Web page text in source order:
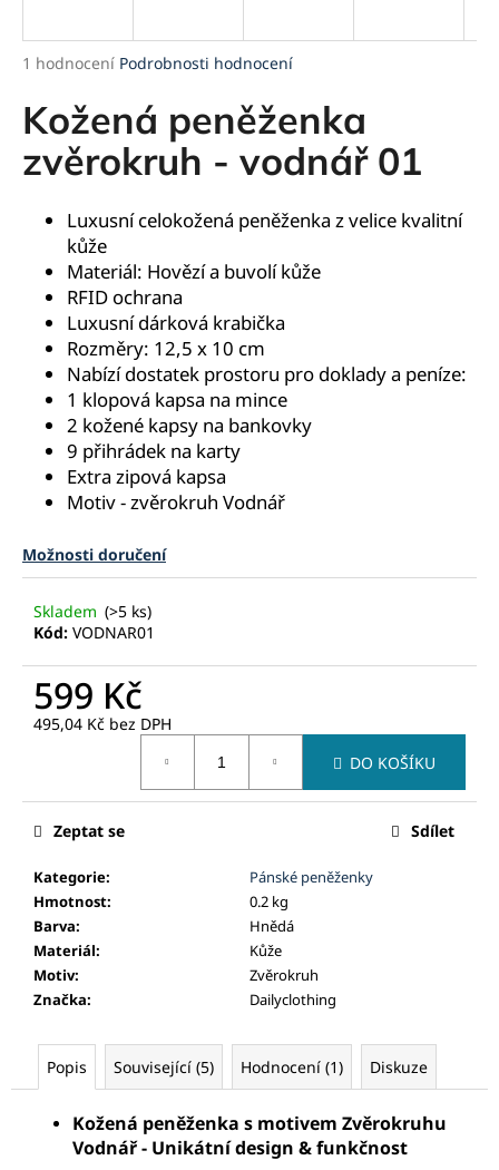
Průměrné
produktu
je
z
hvězdiček.
1 hodnocení Podrobnosti hodnocení
Kožená peněženka
zvěrokruh - vodnář 01
Luxusní celokožená peněženka z velice kvalitní
kůže
Materiál: Hovězí a buvolí kůže
RFID ochrana
Luxusní dárková krabička
Rozměry: 12,5 x 10 cm
Nabízí dostatek prostoru pro doklady a peníze:
1 klopová kapsa na mince
2 kožené kapsy na bankovky
9 přihrádek na karty
Extra zipová kapsa
Motiv - zvěrokruh Vodnář
Možnosti doručení
Skladem (>5 ks)
Kód: VODNAR01
599 Kč
495,04 Kč bez DPH
DO KOŠÍKU
Kategorie:
Pánské peněženky
Hmotnost:
0.2 kg
Barva:
Hnědá
Materiál:
Kůže
Motiv:
Zvěrokruh
Značka: Dailyclothing
Zeptat se Sdílet
Popis Související (5) Hodnocení (1) Diskuze
Kožená peněženka s motivem Zvěrokruhu
Vodnář - Unikátní design & funkčnost
j
t
?
j
e
m
e